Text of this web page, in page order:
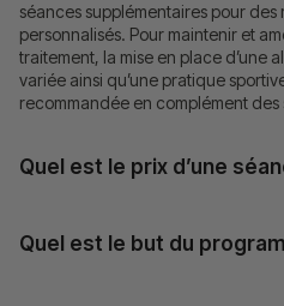
séances supplémentaires pour des
personnalisés. Pour maintenir et
traitement, la mise en place d’une
variée ainsi qu’une pratique
recommandée en complément
Quel est le prix d’une
Quel est le but du